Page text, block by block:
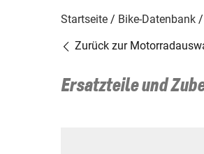
Startseite Bike-Datenbank
Zurück zur
Ersatzteile und